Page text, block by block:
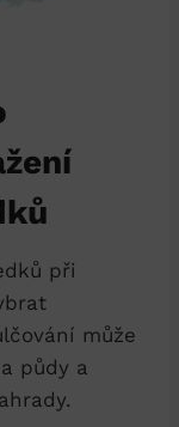
při
může
půdy a